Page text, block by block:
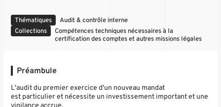
Thématiques
Audit & contrôle interne
Collections
Compétences techniques nécessaires à la
certification des comptes et autres missions légales
Préambule
L'audit du premier exercice d'un nouveau mandat
est particulier et nécessite un investissement important et une